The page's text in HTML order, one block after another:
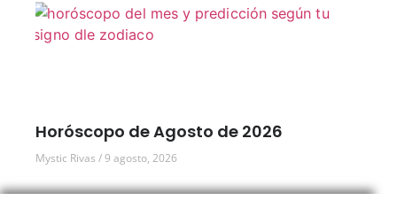
Horóscopo de Agosto de 2026
Mystic Rivas 9 agosto, 2026